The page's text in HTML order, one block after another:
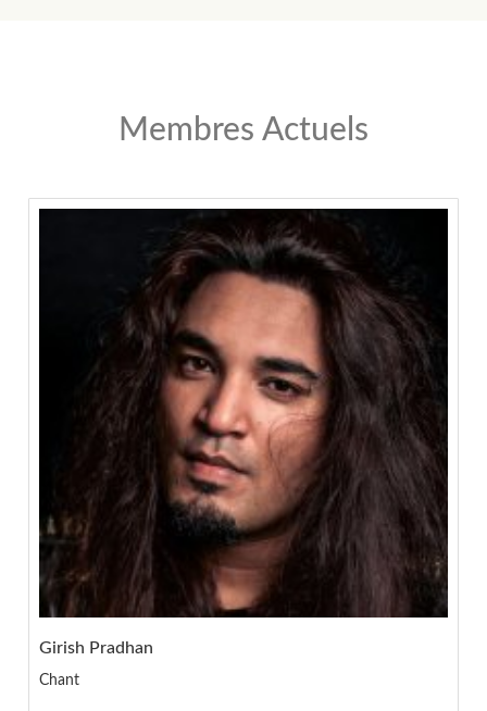
Membres Actuels
Girish Pradhan
Chant